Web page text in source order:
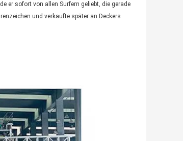
er sofort von allen Surfern geliebt, die gerade
und verkaufte später an Deckers